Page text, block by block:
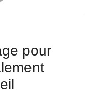
pour